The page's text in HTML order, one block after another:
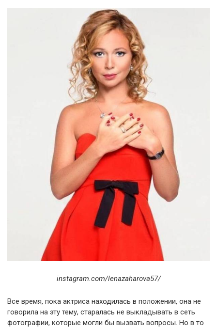
instagram.com/lenazaharova57/
Все время, пока актриса находилась в положении, она не
говорила на эту тему, старалась не выкладывать в сеть
фотографии, которые могли бы вызвать вопросы. Но в то